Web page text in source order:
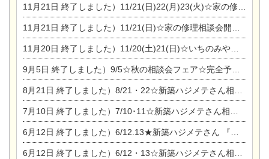
11月21日 終了しました）11/21(日)22(月)23(火)☆家の修理まつり＆増改築リフォーム相談会
11月21日 終了しました）11/21(日)☆家の修理相談会開催 in 扶桑オークビレッジ
11月20日 終了しました）11/20(土)21(日)☆いちのみや逸品市に出店します【ひのきのバラ販売】
9月5日 終了しました）9/5☆秋の相談会フェア☆完全予約制
8月21日 終了しました）8/21・22☆新築ハジメテさん相談会 『集まれ！農地に家を建てたい人！』
7月10日 終了しました）7/10･11☆新築ハジメテさん相談会 『集まれ！農地に家を建てたい人！』完全予約制
6月12日 終了しました）6/12.13★新築ハジメテさん 『木の家 現場体感見学会』
6月12日 終了しました）6/12・13☆新築ハジメテさん相談会『今ある土地に家を建てる際の注意点』